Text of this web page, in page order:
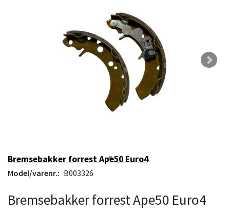
Bremsebakker forrest Ape50 Euro4
Model/varenr.: B003326
Bremsebakker forrest Ape50 Euro4